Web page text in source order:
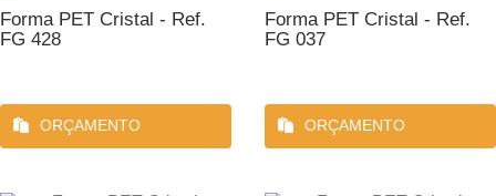
Forma PET Cristal - Ref.
FG 428
ORÇAMENTO
Forma PET Cristal - Ref.
FG 037
ORÇAMENTO